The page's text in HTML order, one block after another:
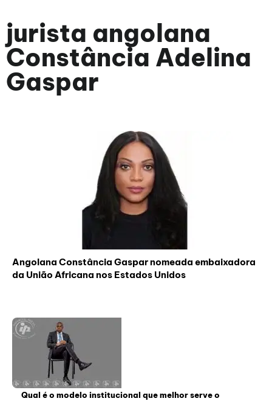
jurista angolana
Constância Adelina
Gaspar
Angolana Constância Gaspar nomeada embaixadora
da União Africana nos Estados Unidos
Qual é o modelo institucional que melhor serve o